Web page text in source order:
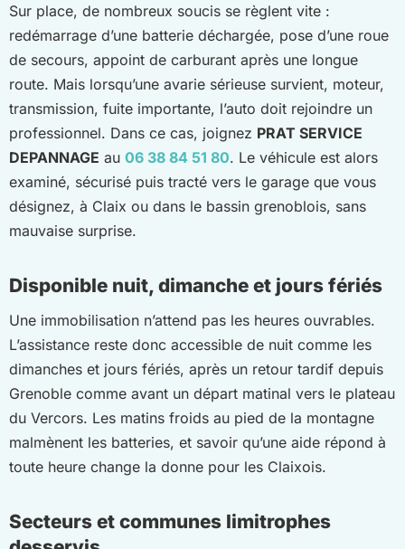
Sur place, de nombreux soucis se règlent vite :
redémarrage d’une batterie déchargée, pose d’une roue
de secours, appoint de carburant après une longue
route. Mais lorsqu’une avarie sérieuse survient, moteur,
transmission, fuite importante, l’auto doit rejoindre un
professionnel. Dans ce cas, joignez PRAT SERVICE
DEPANNAGE au 06 38 84 51 80. Le véhicule est alors
examiné, sécurisé puis tracté vers le garage que vous
désignez, à Claix ou dans le bassin grenoblois, sans
mauvaise surprise.
Disponible nuit, dimanche et jours fériés
Une immobilisation n’attend pas les heures ouvrables.
L’assistance reste donc accessible de nuit comme les
dimanches et jours fériés, après un retour tardif depuis
Grenoble comme avant un départ matinal vers le plateau
du Vercors. Les matins froids au pied de la montagne
malmènent les batteries, et savoir qu’une aide répond à
toute heure change la donne pour les Claixois.
Secteurs et communes limitrophes